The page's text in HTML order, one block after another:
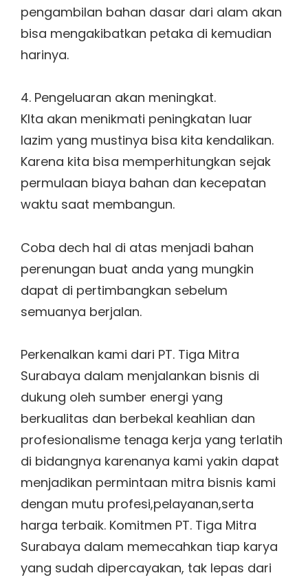
pengambilan bahan dasar dari alam akan
bisa mengakibatkan petaka di kemudian
harinya.
4. Pengeluaran akan meningkat.
KIta akan menikmati peningkatan luar
lazim yang mustinya bisa kita kendalikan.
Karena kita bisa memperhitungkan sejak
permulaan biaya bahan dan kecepatan
waktu saat membangun.
Coba dech hal di atas menjadi bahan
perenungan buat anda yang mungkin
dapat di pertimbangkan sebelum
semuanya berjalan.
Perkenalkan kami dari PT. Tiga Mitra
Surabaya dalam menjalankan bisnis di
dukung oleh sumber energi yang
berkualitas dan berbekal keahlian dan
profesionalisme tenaga kerja yang terlatih
di bidangnya karenanya kami yakin dapat
menjadikan permintaan mitra bisnis kami
dengan mutu profesi,pelayanan,serta
harga terbaik. Komitmen PT. Tiga Mitra
Surabaya dalam memecahkan tiap karya
yang sudah dipercayakan, tak lepas dari